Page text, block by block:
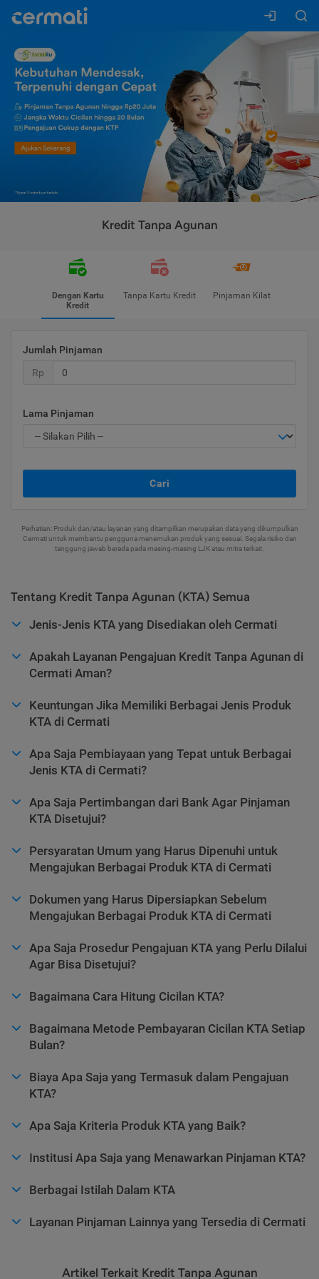
Kredit Tanpa Agunan
Dengan Kartu
Kredit
Tanpa Kartu Kredit Pinjaman Kilat
Jumlah Pinjaman
Rp
Lama Pinjaman
Cari
Perhatian: Produk dan/atau layanan yang ditampilkan merupakan data yang dikumpulkan
Cermati untuk membantu pengguna menemukan produk yang sesuai. Segala risiko dan
tanggung jawab berada pada masing-masing LJK atau mitra terkait.
Tentang Kredit Tanpa Agunan (KTA) Semua
Jenis-Jenis KTA yang Disediakan oleh Cermati
Apakah Layanan Pengajuan Kredit Tanpa Agunan di
Cermati Aman?
Keuntungan Jika Memiliki Berbagai Jenis Produk
KTA di Cermati
Apa Saja Pembiayaan yang Tepat untuk Berbagai
Jenis KTA di Cermati?
Apa Saja Pertimbangan dari Bank Agar Pinjaman
KTA Disetujui?
Persyaratan Umum yang Harus Dipenuhi untuk
Mengajukan Berbagai Produk KTA di Cermati
Dokumen yang Harus Dipersiapkan Sebelum
Mengajukan Berbagai Produk KTA di Cermati
Apa Saja Prosedur Pengajuan KTA yang Perlu Dilalui
Agar Bisa Disetujui?
Bagaimana Cara Hitung Cicilan KTA?
Bagaimana Metode Pembayaran Cicilan KTA Setiap
Bulan?
Biaya Apa Saja yang Termasuk dalam Pengajuan
KTA?
Apa Saja Kriteria Produk KTA yang Baik?
Institusi Apa Saja yang Menawarkan Pinjaman KTA?
Berbagai Istilah Dalam KTA
Layanan Pinjaman Lainnya yang Tersedia di Cermati
Artikel Terkait Kredit Tanpa Agunan